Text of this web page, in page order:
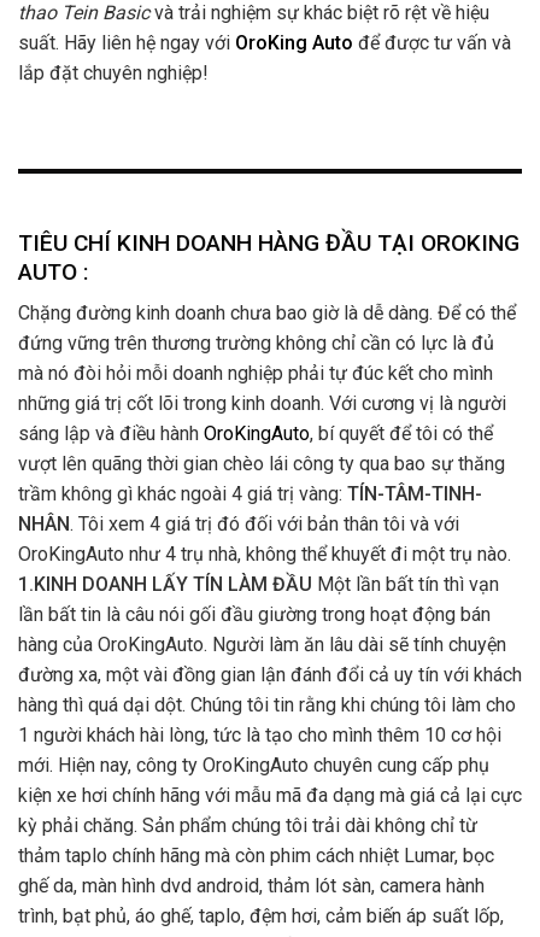
thao Tein Basicvà trải nghiệm sự khác biệt rõ rệt về hiệu
suất. Hãy liên hệ ngay với OroKing Auto để được tư vấn và
lắp đặt chuyên nghiệp!
TIÊU CHÍ KINH DOANH HÀNG ĐẦU TẠI OROKING
AUTO :
Chặng đường kinh doanh chưa bao giờ là dễ dàng. Để có thể
đứng vững trên thương trường không chỉ cần có lực là đủ
mà nó đòi hỏi mỗi doanh nghiệp phải tự đúc kết cho mình
những giá trị cốt lõi trong kinh doanh. Với cương vị là người
sáng lập và điều hành OroKingAuto, bí quyết để tôi có thể
vượt lên quãng thời gian chèo lái công ty qua bao sự thăng
trầm không gì khác ngoài 4 giá trị vàng: TÍN-TÂM-TINH-
NHÂN. Tôi xem 4 giá trị đó đối với bản thân tôi và với
OroKingAuto như 4 trụ nhà, không thể khuyết đi một trụ nào.
1.KINH DOANH LẤY TÍN LÀM ĐẦU Một lần bất tín thì vạn
lần bất tin là câu nói gối đầu giường trong hoạt động bán
hàng của OroKingAuto. Người làm ăn lâu dài sẽ tính chuyện
đường xa, một vài đồng gian lận đánh đổi cả uy tín với khách
hàng thì quá dại dột. Chúng tôi tin rằng khi chúng tôi làm cho
1 người khách hài lòng, tức là tạo cho mình thêm 10 cơ hội
mới. Hiện nay, công ty OroKingAuto chuyên cung cấp phụ
kiện xe hơi chính hãng với mẫu mã đa dạng mà giá cả lại cực
kỳ phải chăng. Sản phẩm chúng tôi trải dài không chỉ từ
thảm taplo chính hãng mà còn phim cách nhiệt Lumar, bọc
ghế da, màn hình dvd android, thảm lót sàn, camera hành
trình, bạt phủ, áo ghế, taplo, đệm hơi, cảm biến áp suất lốp,